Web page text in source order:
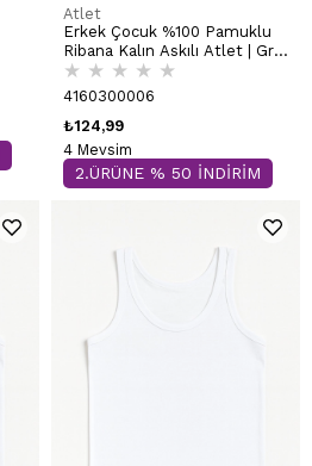
Atlet
Erkek Çocuk %100 Pamuklu
Ribana Kalın Askılı Atlet | Gri
Melanj K0801
★ ★ ★ ★ ★
4160300006
₺124,99
4 Mevsim
2.ÜRÜNE % 50 İNDİRİM